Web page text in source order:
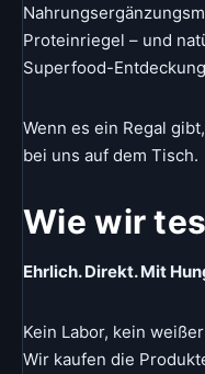
Proteinriegel – und
Superfood-
Wenn es ein Regal
bei uns auf dem Tisch.
Wie wir
Ehrlich. Direkt. Mit
Kein Labor, kein
Wir kaufen die